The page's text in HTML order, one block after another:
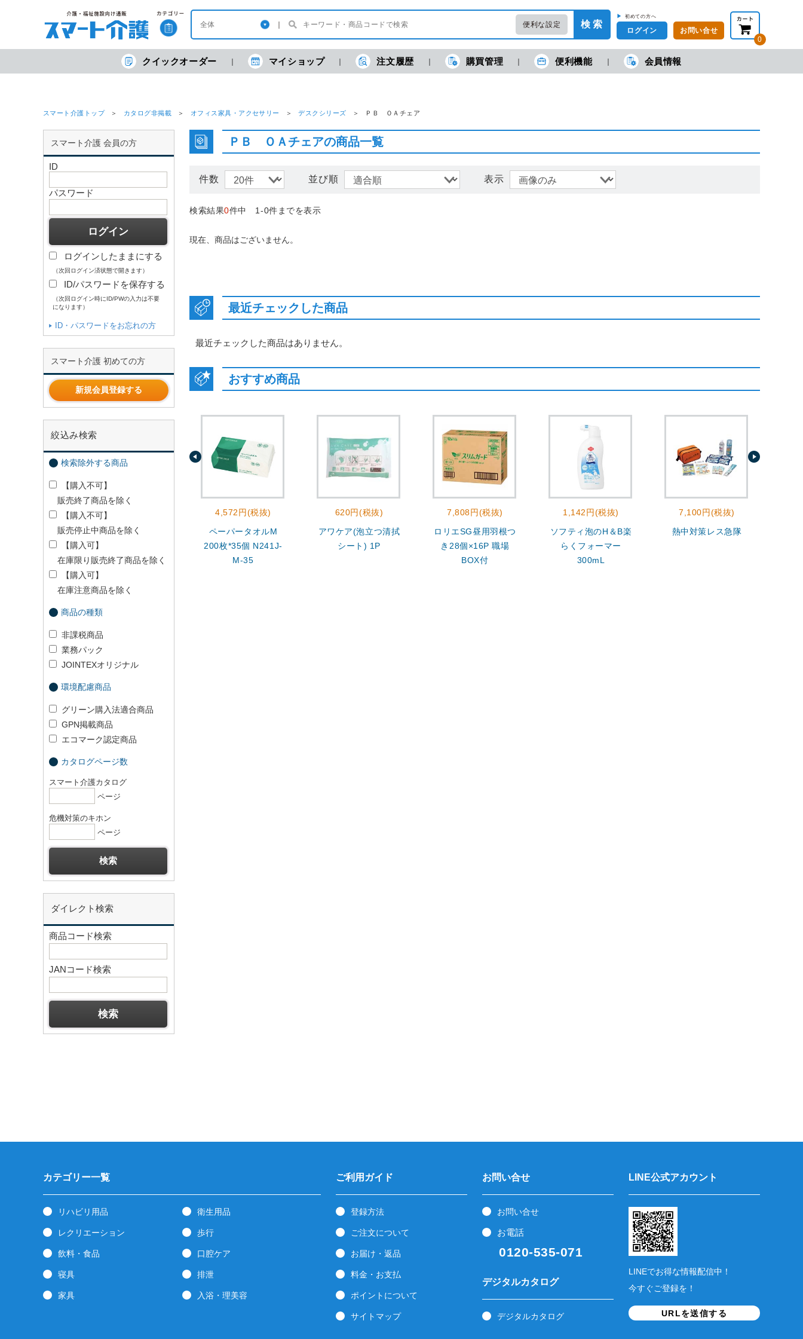
便利な設定 検 索
▶ 初めての方へ
ログイン
お問い合せ
0
現在の金額合計： 円 (税抜) 円(税込)
クイックオーダー マイショップ 注文履歴 購買管理 便利機能 会員情報
スマート介護トップ カタログ非掲載 オフィス家具・アクセサリー デスクシリーズ ＰＢ ＯＡチェア
スマート介護 会員の方
ID
パスワード
ログインしたままにする
（次回ログイン済状態で開きます）
ID/パスワードを保存する
（次回ログイン時にID/PWの入力は不要
になります）
ID・パスワードをお忘れの方
スマート介護 初めての方
新規会員登録する
絞込み検索
検索除外する商品
【購入不可】
販売終了商品を除く
【購入不可】
販売停止中商品を除く
【購入可】
在庫限り販売終了商品を除く
【購入可】
在庫注意商品を除く
商品の種類
非課税商品
業務パック
JOINTEXオリジナル
環境配慮商品
グリーン購入法適合商品
GPN掲載商品
エコマーク認定商品
カタログページ数
スマート介護カタログ
ページ
危機対策のキホン
ページ
ダイレクト検索
商品コード検索
JANコード検索
ＰＢ ＯＡチェアの商品一覧
件数 並び順 表示
検索結果0件中 1-0件までを表示
現在、商品はございません。
最近チェックした商品
最近チェックした商品はありません。
おすすめ商品
4,572円(税抜)
ペーパータオルM
200枚*35個 N241J-
M-35
620円(税抜)
アワケア(泡立つ清拭
シート) 1P
7,808円(税抜)
ロリエSG昼用羽根つ
き28個×16P 職場
BOX付
1,142円(税抜)
ソフティ泡のH＆B楽
らくフォーマー
300mL
7,100円(税抜)
熱中対策レス急隊
カテゴリー一覧
リハビリ用品 衛生用品
レクリエーション 歩行
飲料・食品 口腔ケア
寝具 排泄
家具 入浴・理美容
ご利用ガイド
登録方法
ご注文について
お届け・返品
料金・お支払
ポイントについて
サイトマップ
お問い合せ
お問い合せ
お電話
0120-535-071
デジタルカタログ
デジタルカタログ
LINE公式アカウント
LINEでお得な情報配信中！
今すぐご登録を！
URLを送信する